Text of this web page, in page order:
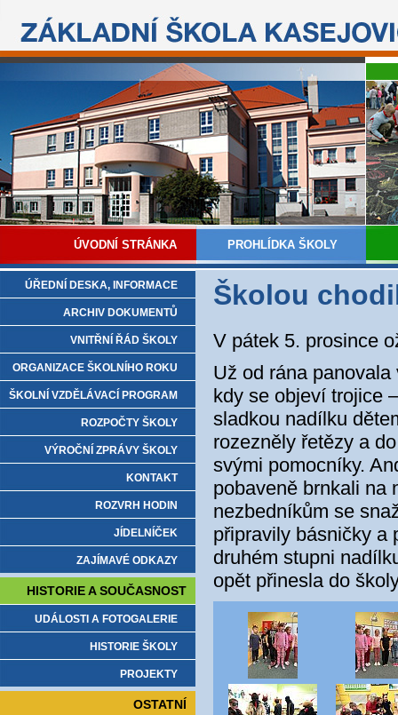
ÚVODNÍ STRÁNKA PROHLÍDKA ŠKOLY
Školou
V pátek 5. prosince
Už od rána
kdy se objeví trojice
sladkou nadílku
rozezněly řetězy a
svými pomocníky.
pobaveně brnkali na
nezbedníkům se
připravily básničky a
druhém stupni
opět přinesla do
ÚŘEDNÍ DESKA, INFORMACE
ARCHIV DOKUMENTŮ
VNITŘNÍ ŘÁD ŠKOLY
ORGANIZACE ŠKOLNÍHO ROKU
ŠKOLNÍ VZDĚLÁVACÍ PROGRAM
ROZPOČTY ŠKOLY
VÝROČNÍ ZPRÁVY ŠKOLY
KONTAKT
ROZVRH HODIN
JÍDELNÍČEK
ZAJÍMAVÉ ODKAZY
HISTORIE A SOUČASNOST
UDÁLOSTI A FOTOGALERIE
HISTORIE ŠKOLY
PROJEKTY
OSTATNÍ